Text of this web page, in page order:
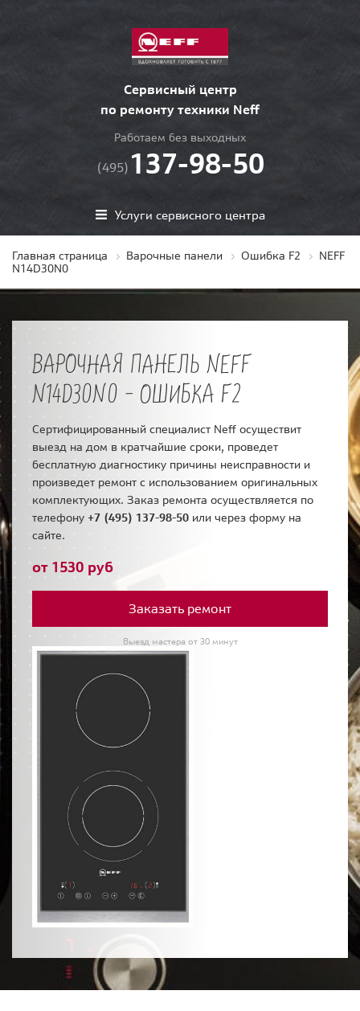
Сервисный центр
по ремонту техники Neff
Работаем без выходных
(495) 137-98-50
Услуги сервисного центра
Главная страница Варочные панели Ошибка F2
NEFF
N14D30N0
ВАРОЧНАЯ ПАНЕЛЬ NEFF
N14D30N0 - ОШИБКА F2
Сертифицированный специалист Neff осуществит
выезд на дом в кратчайшие сроки, проведет
бесплатную диагностику причины неисправности и
произведет ремонт с использованием оригинальных
комплектующих. Заказ ремонта осуществляется по
телефону +7 (495) 137-98-50 или через форму на
сайте.
от 1530 руб
Заказать ремонт
Выезд мастера от 30 минут